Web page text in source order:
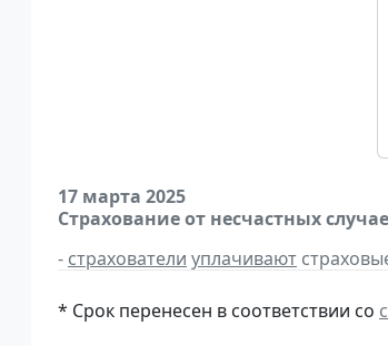
17 марта 2025
Страхование от несчастных
- страхователи уплачивают
* Срок перенесен в соответствии со